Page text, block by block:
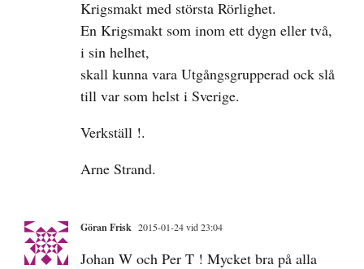
Krigsmakt med största Rörlighet.
En Krigsmakt som inom ett dygn eller två,
i sin helhet,
skall kunna vara Utgångsgrupperad ock slå
till var som helst i Sverige.
Verkställ !.
Arne Strand.
Göran Frisk 2015-01-24 vid 23:04
Johan W och Per T ! Mycket bra på alla